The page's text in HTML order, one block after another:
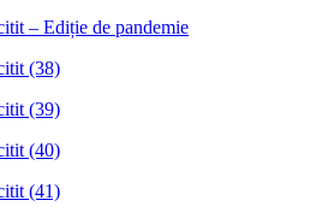
– Ediție de pandemie
(38)
(39)
(40)
(41)